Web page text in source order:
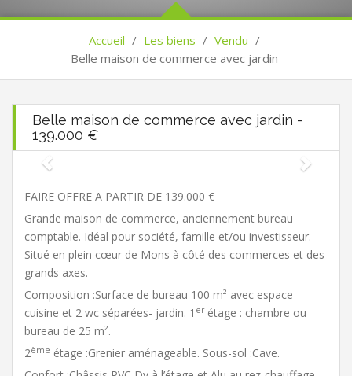
Accueil / Les biens / Vendu /
Belle maison de commerce avec jardin
Belle maison de commerce avec jardin -
139.000 €
FAIRE OFFRE A PARTIR DE 139.000 €
Grande maison de commerce, anciennement bureau
comptable. Idéal pour société, famille et/ou investisseur.
Situé en plein cœur de Mons à côté des commerces et des
grands axes.
Composition :Surface de bureau 100 m² avec espace
cuisine et 2 wc séparées- jardin. 1 erétage : chambre ou
bureau de 25 m².
2ème étage :Grenier aménageable. Sous-sol :Cave.